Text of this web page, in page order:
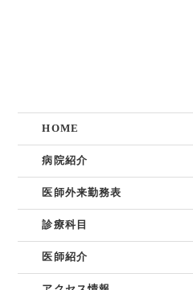
HOME
病院紹介
医師外来勤務表
診療科目
医師紹介